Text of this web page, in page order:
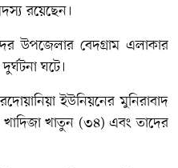
রয়েছেন।
উপজেলার বেদগ্রাম এলাকার
ঘটে।
ইউনিয়নের মুনিরাবাদ
খাদিজা খাতুন (৩৪) এবং তাদের